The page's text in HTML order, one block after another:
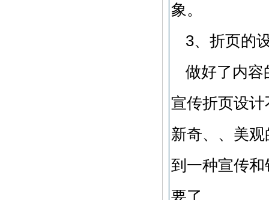
象。
3、折页的
做好了内容
宣传折页设
新奇、、美
到一种宣传
要了。